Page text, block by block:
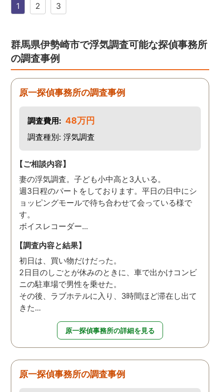
現在離婚調停中です。弁護
1 2 3
群馬県伊勢崎市で浮気調査可能な探偵事務所
の調査事例
原一探偵事務所の調査事例
調査費用: 48万円
調査種別: 浮気調査
【ご相談内容】
妻の浮気調査。子ども小中高と3人いる。
週3日程のパートをしております。平日の日中にシ
ョッピングモールで待ち合わせて会っている様で
す。
ボイスレコーダー...
【調査内容と結果】
初日は、買い物だけだった。
2日目のしごとが休みのときに、車で出かけコンビ
ニの駐車場で男性を乗せた。
その後、ラブホテルに入り、3時間ほど滞在し出て
きた...
原一探偵事務所の詳細を見る
原一探偵事務所の調査事例